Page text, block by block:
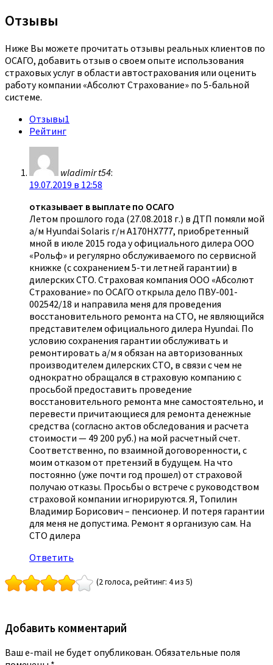
Отзывы
Ниже Вы можете прочитать отзывы реальных клиентов по
ОСАГО, добавить отзыв о своем опыте использования
страховых услуг в области автострахования или оценить
работу компании «Абсолют Страхование» по 5-бальной
системе.
Отзывы1
Рейтинг
wladimir t54:
19.07.2019 в 12:58
отказывает в выплате по ОСАГО
Летом прошлого года (27.08.2018 г.) в ДТП помяли мой
а/м Hyundai Solaris г/н А170НХ777, приобретенный
мной в июле 2015 года у официального дилера ООО
«Рольф» и регулярно обслуживаемого по сервисной
книжке (с сохранением 5-ти летней гарантии) в
дилерских СТО. Страховая компания ООО «Абсолют
Страхование» по ОСАГО открыла дело ПВУ-001-
002542/18 и направила меня для проведения
восстановительного ремонта на СТО, не являющийся
представителем официального дилера Hyundai. По
условию сохранения гарантии обслуживать и
ремонтировать а/м я обязан на авторизованных
производителем дилерских СТО, в связи с чем не
однократно обращался в страховую компанию с
просьбой предоставить проведение
восстановительного ремонта мне самостоятельно, и
перевести причитающиеся для ремонта денежные
средства (согласно актов обследования и расчета
стоимости — 49 200 руб.) на мой расчетный счет.
Соответственно, по взаимной договоренности, с
моим отказом от претензий в будущем. На что
постоянно (уже почти год прошел) от страховой
получаю отказы. Просьбы о встрече с руководством
страховой компании игнорируются. Я, Топилин
Владимир Борисович – пенсионер. И потеря гарантии
для меня не допустима. Ремонт я организую сам. На
СТО дилера
Ответить
(2 голоса, рейтинг: 4 из 5)
Добавить комментарий
Ваш e-mail не будет опубликован. Обязательные поля